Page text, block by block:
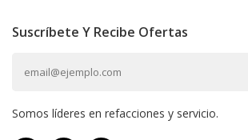
Suscríbete Y Recibe Ofertas
Somos líderes en refacciones y servicio.